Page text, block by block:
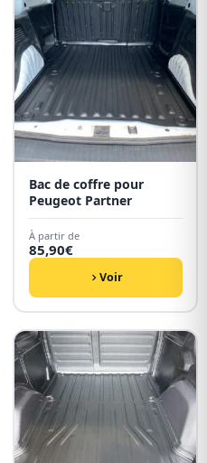
Bac de coffre pour
Peugeot Partner
À partir de
85,90€
Voir